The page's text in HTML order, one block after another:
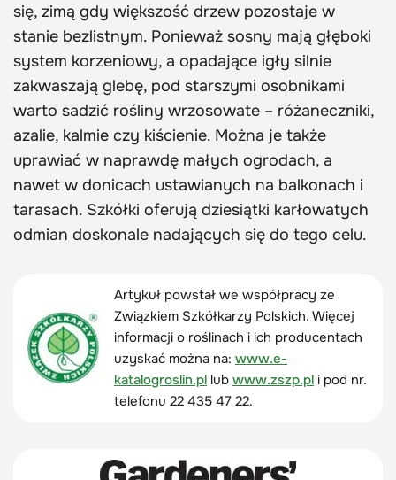
się, zimą gdy większość drzew pozostaje w
stanie bezlistnym. Ponieważ sosny mają głęboki
system korzeniowy, a opadające igły silnie
zakwaszają glebę, pod starszymi osobnikami
warto sadzić rośliny wrzosowate – różaneczniki,
azalie, kalmie czy kiścienie. Można je także
uprawiać w naprawdę małych ogrodach, a
nawet w donicach ustawianych na balkonach i
tarasach. Szkółki oferują dziesiątki karłowatych
odmian doskonale nadających się do tego celu.
Artykuł powstał we współpracy ze
Związkiem Szkółkarzy Polskich. Więcej
informacji o roślinach i ich producentach
uzyskać można na: www.e-
katalogroslin.pl lub www.zszp.pl i pod nr.
telefonu 22 435 47 22.